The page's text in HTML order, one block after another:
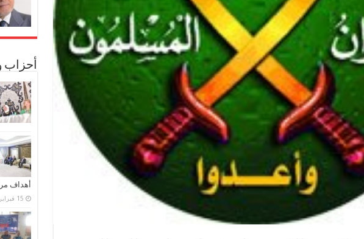
أحزاب
أهداف
15 فبراير، 2024